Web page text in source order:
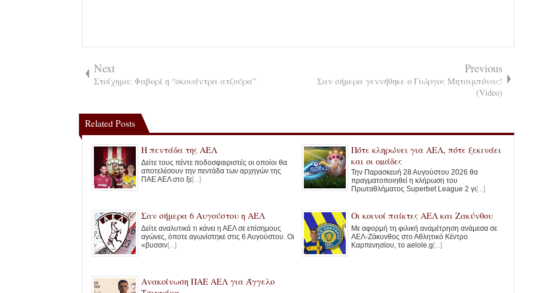
Next
Στοίχημα: Φαβορί η “σκουάντρα ατζούρα”
Previous
Σαν σήμερα γεννήθηκε ο Γιώργος Μητσιμπόνας!
(Video)
Related Posts
Η πεντάδα της ΑΕΛ
Δείτε τους πέντε ποδοσφαιριστές οι οποίοι θα
αποτελέσουν την πεντάδα των αρχηγών της
ΠΑΕ ΑΕΛ στο ξε[...]
Πότε κληρώνει για ΑΕΛ, πότε ξεκινάει
και οι ομάδες
Την Παρασκευή 28 Αυγούστου 2026 θα
πραγματοποιηθεί η κλήρωση του
Πρωταθλήματος Superbet League 2 γι[...]
Σαν σήμερα 6 Αυγούστου η ΑΕΛ
Δείτε αναλυτικά τι κάνει η ΑΕΛ σε επίσημους
αγώνες, όποτε αγωνίστηκε στις 6 Αυγούστου. Οι
«βυσσιν[...]
Οι κοινοί παίκτες ΑΕΛ και Ζακύνθου
Με αφορμή τη φιλική αναμέτρηση ανάμεσα σε
ΑΕΛ-Ζάκυνθος στο Αθλητικό Κέντρο
Καρπενησίου, το aelole.g[...]
Ανακοίνωση ΠΑΕ ΑΕΛ για Άγγελο